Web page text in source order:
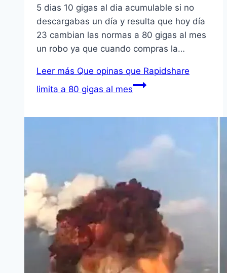
5 dias 10 gigas al dia acumulable si no
descargabas un dí­a y resulta que hoy dí­a
23 cambian las normas a 80 gigas al mes
un robo ya que cuando compras la…
Leer más Que opinas que Rapidshare
limita a 80 gigas al mes